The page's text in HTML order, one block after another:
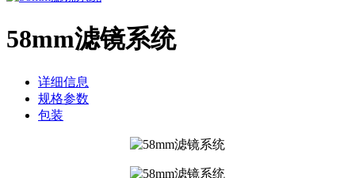
58mm滤镜系统
详细信息
规格参数
包装